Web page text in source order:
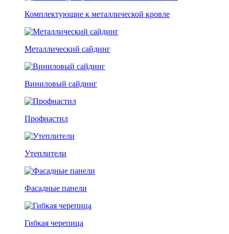
Комплектующие к металлической кровле
Металлический сайдинг
Виниловый сайдинг
Профнастил
Утеплители
Фасадные панели
Гибкая черепица